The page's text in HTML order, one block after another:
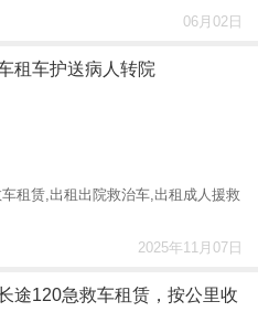
06月02日
租车护送病人转院
租赁,出租出院救治车,出租成人援救
2025年11月07日
途120急救车租赁，按公里收